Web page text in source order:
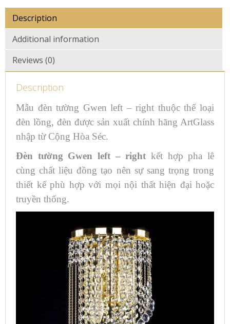
Description
Additional information
Reviews (0)
Description
Mẫu đèn tường Gwen left – right thuộc thể loại
đèn lồng, đèn được sản xuất chính hãng ArtGlass
nhập từ Cộng Hòa Séc.
Đèn tường Gwen left – right kết hợp pha lê
cùng chất liệu đồng tạo nên sự sang trọng trong
thiết kế phù hợp với mọi nội thất hiện đại hoặc
truyền thống.